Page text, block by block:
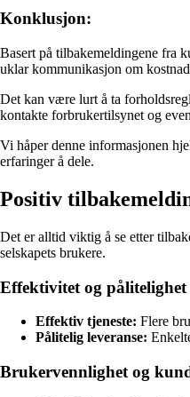
Konklusjon:
Basert på tilbakemeldingene fra
uklar kommunikasjon om
Det kan være lurt å ta
kontakte forbrukertilsynet og
Vi håper denne informasjonen
erfaringer å dele.
Positiv
Det er alltid viktig å se etter
selskapets brukere.
Effektivitet og pålitelighet
Effektiv tjeneste: Flere
Pålitelig leveranse:
Brukervennlighet og